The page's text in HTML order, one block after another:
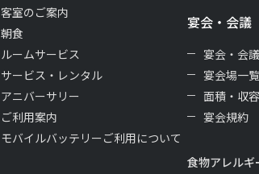
客室のご案内
朝食
ルームサービス
サービス・レンタル
アニバーサリー
ご利用案内
モバイルバッテリーご利用について
宴会・会議
宴会・会
宴会場一覧
面積・収
宴会規約
食物アレルギ